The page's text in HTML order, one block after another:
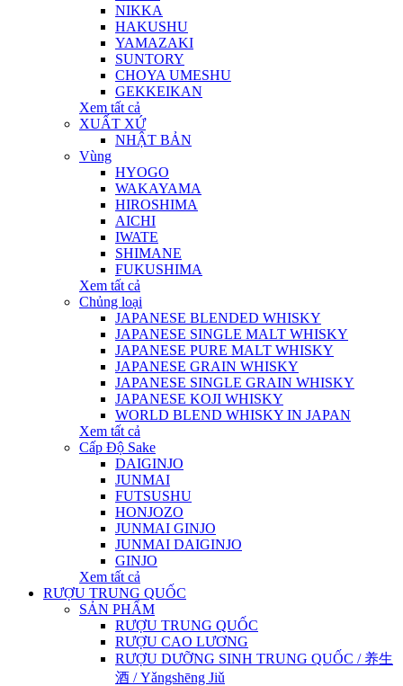
NIKKA
HAKUSHU
YAMAZAKI
SUNTORY
CHOYA UMESHU
GEKKEIKAN
Xem tất cả
XUẤT XỨ
NHẬT BẢN
Vùng
HYOGO
WAKAYAMA
HIROSHIMA
AICHI
IWATE
SHIMANE
FUKUSHIMA
Xem tất cả
Chủng loại
JAPANESE BLENDED WHISKY
JAPANESE SINGLE MALT WHISKY
JAPANESE PURE MALT WHISKY
JAPANESE GRAIN WHISKY
JAPANESE SINGLE GRAIN WHISKY
JAPANESE KOJI WHISKY
WORLD BLEND WHISKY IN JAPAN
Xem tất cả
Cấp Độ Sake
DAIGINJO
JUNMAI
FUTSUSHU
HONJOZO
JUNMAI GINJO
JUNMAI DAIGINJO
GINJO
Xem tất cả
RƯỢU TRUNG QUỐC
SẢN PHẨM
RƯỢU TRUNG QUỐC
RƯỢU CAO LƯƠNG
RƯỢU DƯỠNG SINH TRUNG QUỐC / 养生
酒 / Yǎngshēng Jiǔ